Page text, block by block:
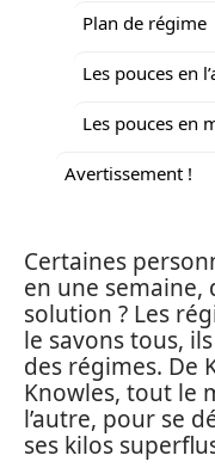
Plan de régime
Les pouces en
Les pouces en
Avertissement !
Certaines
en une semaine,
solution ? Les
le savons tous,
des régimes. De
Knowles, tout le
l’autre, pour se
ses kilos